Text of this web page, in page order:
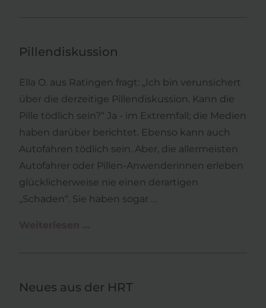
Pillendiskussion
Ella O. aus Ratingen fragt: „Ich bin verunsichert
über die derzeitige Pillendiskussion. Kann die
Pille tödlich sein?“ Ja - im Extremfall; die Medien
haben darüber berichtet. Ebenso kann auch
Autofahren tödlich sein. Aber, die allermeisten
Autofahrer oder Pillen-Anwenderinnen erleben
glücklicherweise nie einen derartigen
„Schaden“. Sie haben sogar …
Neues aus der HRT